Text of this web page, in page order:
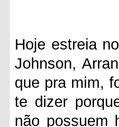
Hoje estreia
Johnson,
que pra mim,
te dizer
não possuem